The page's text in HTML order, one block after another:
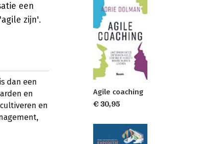
een
zijn'.
dan een
en
en
Agile coaching
€ 30,95